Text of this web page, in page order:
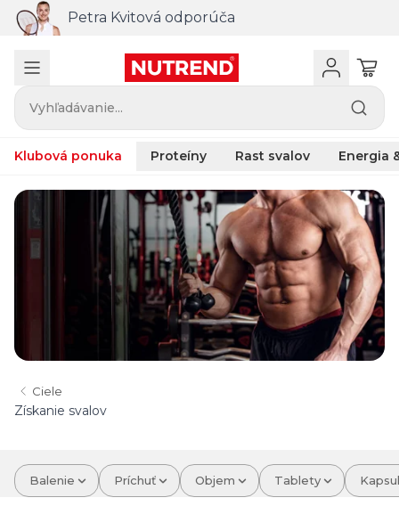
Petra Kvitová odporúča
Vyhľadávanie...
Klubová ponuka Proteíny Rast svalov Energia
Ciele
Získanie svalov
Balenie Príchuť Objem Tablety